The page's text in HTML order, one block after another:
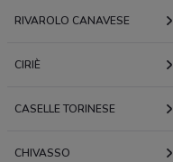
RIVAROLO CANAVESE
CIRIÈ
CASELLE TORINESE
CHIVASSO